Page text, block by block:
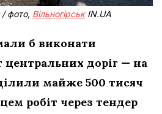
фото, ВільногірськIN.UA
б виконати
доріг — на
майже 500 тисяч
робіт через тендер